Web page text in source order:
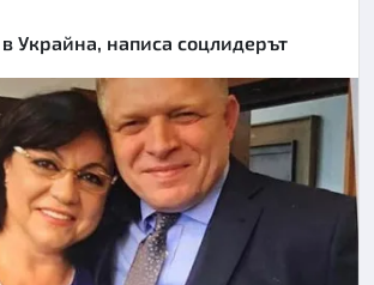
Украйна, написа соцлидерът